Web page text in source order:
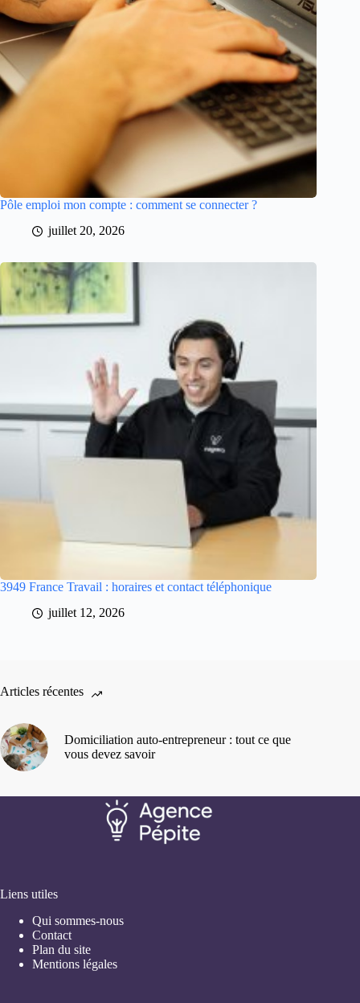
Pôle emploi mon compte : comment se connecter ?
juillet 20, 2026
3949 France Travail : horaires et contact téléphonique
juillet 12, 2026
Articles récentes
Domiciliation auto-entrepreneur : tout ce que
vous devez savoir
Liens utiles
Qui sommes-nous
Contact
Plan du site
Mentions légales